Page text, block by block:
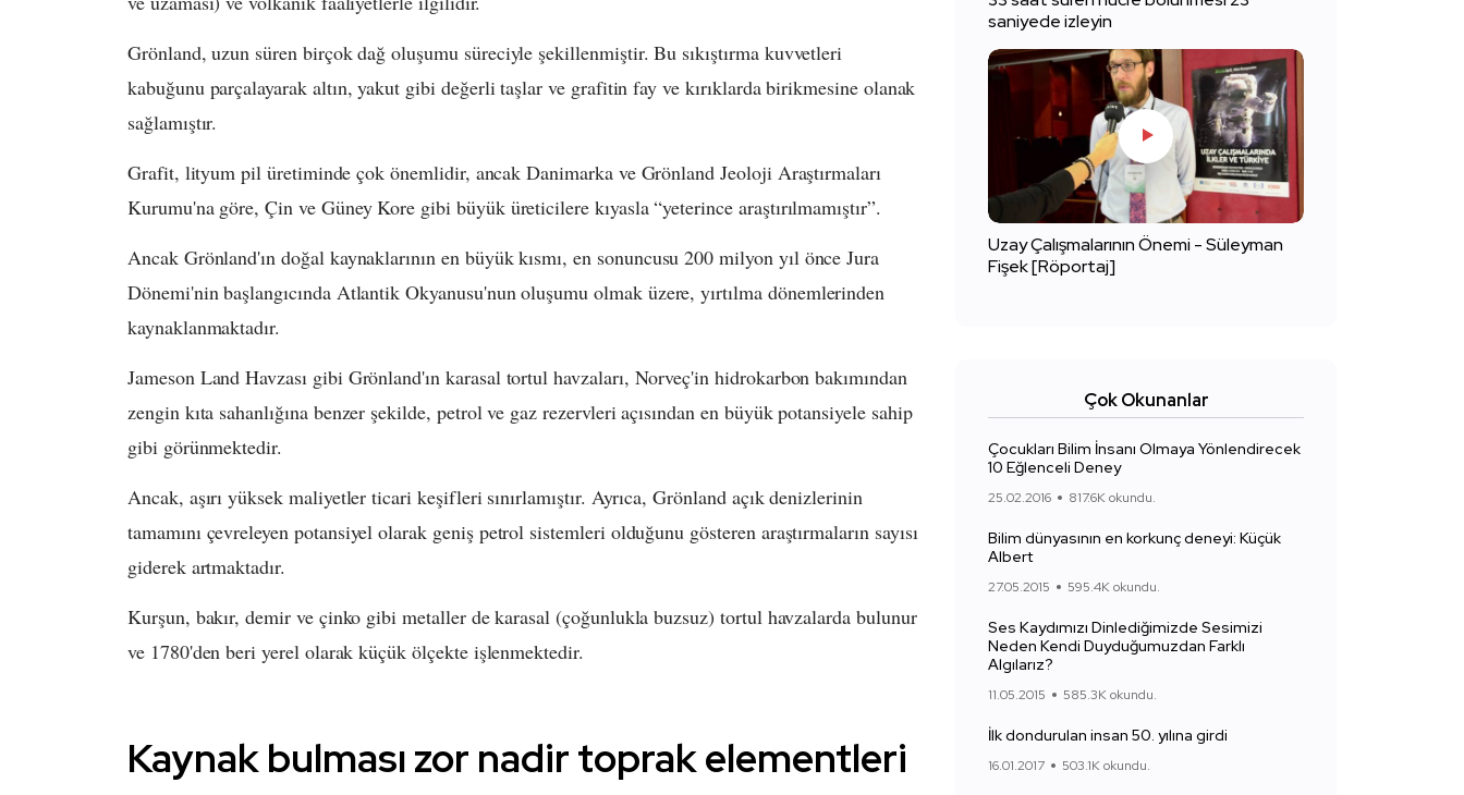
Grönland, uzun süren birçok dağ oluşumu süreciyle şekillenmiştir. Bu sıkıştırma kuvvetleri
kabuğunu parçalayarak altın, yakut gibi değerli taşlar ve grafitin fay ve kırıklarda birikmesine olanak
sağlamıştır.
Grafit, lityum pil üretiminde çok önemlidir, ancak Danimarka ve Grönland Jeoloji Araştırmaları
Kurumu'na göre, Çin ve Güney Kore gibi büyük üreticilere kıyasla “yeterince araştırılmamıştır”.
Ancak Grönland'ın doğal kaynaklarının en büyük kısmı, en sonuncusu 200 milyon yıl önce Jura
Dönemi'nin başlangıcında Atlantik Okyanusu'nun oluşumu olmak üzere, yırtılma dönemlerinden
kaynaklanmaktadır.
Jameson Land Havzası gibi Grönland'ın karasal tortul havzaları, Norveç'in hidrokarbon bakımından
zengin kıta sahanlığına benzer şekilde, petrol ve gaz rezervleri açısından en büyük potansiyele sahip
gibi görünmektedir.
Ancak, aşırı yüksek maliyetler ticari keşifleri sınırlamıştır. Ayrıca, Grönland açık denizlerinin
tamamını çevreleyen potansiyel olarak geniş petrol sistemleri olduğunu gösteren araştırmaların sayısı
giderek artmaktadır.
Kurşun, bakır, demir ve çinko gibi metaller de karasal (çoğunlukla buzsuz) tortul havzalarda bulunur
ve 1780'den beri yerel olarak küçük ölçekte işlenmektedir.
Kaynak bulması zor nadir toprak elementleri
saniyede izleyin
Uzay Çalışmalarının Önemi - Süleyman
Fişek [Röportaj]
Çok Okunanlar
Çocukları Bilim İnsanı Olmaya Yönlendirecek
10 Eğlenceli Deney
25.02.2016 817.6K okundu.
Bilim dünyasının en korkunç deneyi: Küçük
Albert
27.05.2015 595.4K okundu.
Ses Kaydımızı Dinlediğimizde Sesimizi
Neden Kendi Duyduğumuzdan Farklı
Algılarız?
11.05.2015 585.3K okundu.
İlk dondurulan insan 50. yılına girdi
16.01.2017 503.1K okundu.